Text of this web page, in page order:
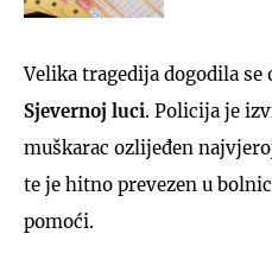
Velika tragedija dogodila
Sjevernoj luci. Policija je
muškarac ozlijeđen
te je hitno prevezen u
pomoći.